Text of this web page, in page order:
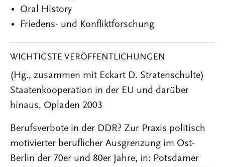
Oral History
Friedens- und Konfliktforschung
WICHTIGSTE VERÖFFENTLICHUNGEN
(Hg., zusammen mit Eckart D. Stratenschulte)
Staatenkooperation in der EU und darüber
hinaus, Opladen 2003
Berufsverbote in der DDR? Zur Praxis politisch
motivierter beruflicher Ausgrenzung im Ost-
Berlin der 70er und 80er Jahre, in: Potsdamer